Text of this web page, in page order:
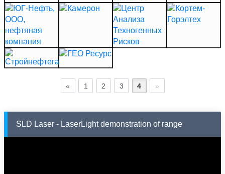
« 1 2 3 4 »
SLD Laser - LaserLight demonstration of range